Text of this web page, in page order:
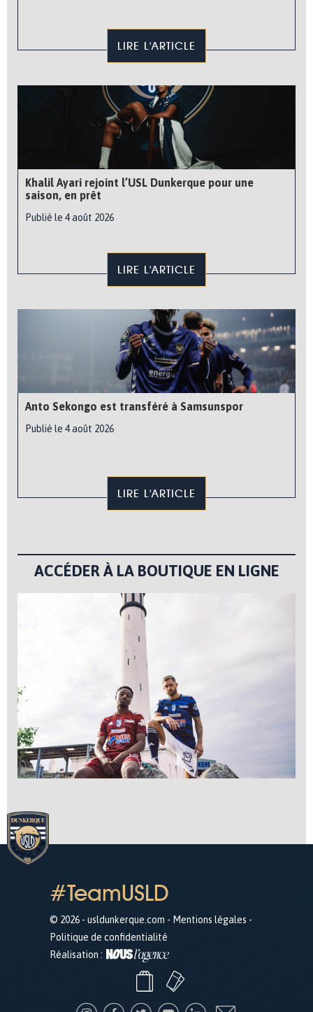
LIRE L'ARTICLE
Khalil Ayari rejoint l’USL Dunkerque pour une
saison, en prêt
Publié le 4 août 2026
LIRE L'ARTICLE
Anto Sekongo est transféré à Samsunspor
Publié le 4 août 2026
LIRE L'ARTICLE
ACCÉDER À LA BOUTIQUE EN LIGNE
#TeamUSLD
© 2026 - usldunkerque.com - Mentions légales -
Politique de confidentialité
Réalisation :